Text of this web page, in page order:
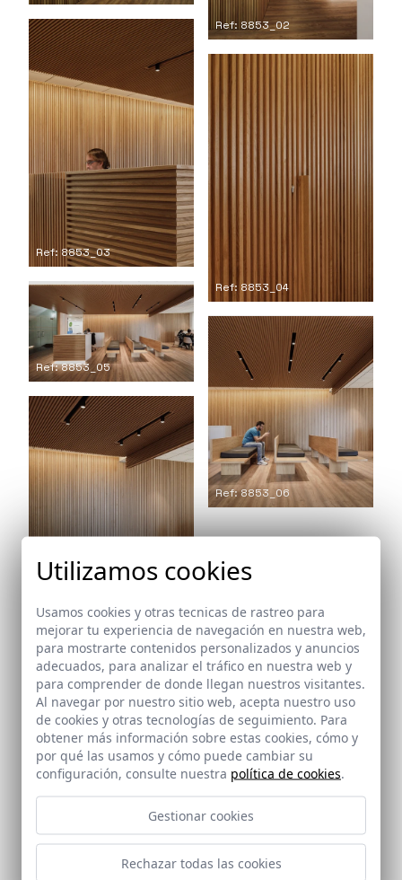
Ref: 8853_02
Ref: 8853_03
Ref: 8853_04
Ref: 8853_05
Ref: 8853_06
Ref: 8853_07
Arquitectos
García Gotós, Alfred
Ayuntamiento de Mollerusa
Utilizamos cookies
Usamos cookies y otras tecnicas de rastreo para
mejorar tu experiencia de navegación en nuestra web,
para mostrarte contenidos personalizados y anuncios
adecuados, para analizar el tráfico en nuestra web y
para comprender de donde llegan nuestros visitantes.
Al navegar por nuestro sitio web, acepta nuestro uso
de cookies y otras tecnologías de seguimiento. Para
obtener más información sobre estas cookies, cómo y
por qué las usamos y cómo puede cambiar su
configuración, consulte nuestra política de cookies.
Gestionar cookies
Rechazar todas las cookies